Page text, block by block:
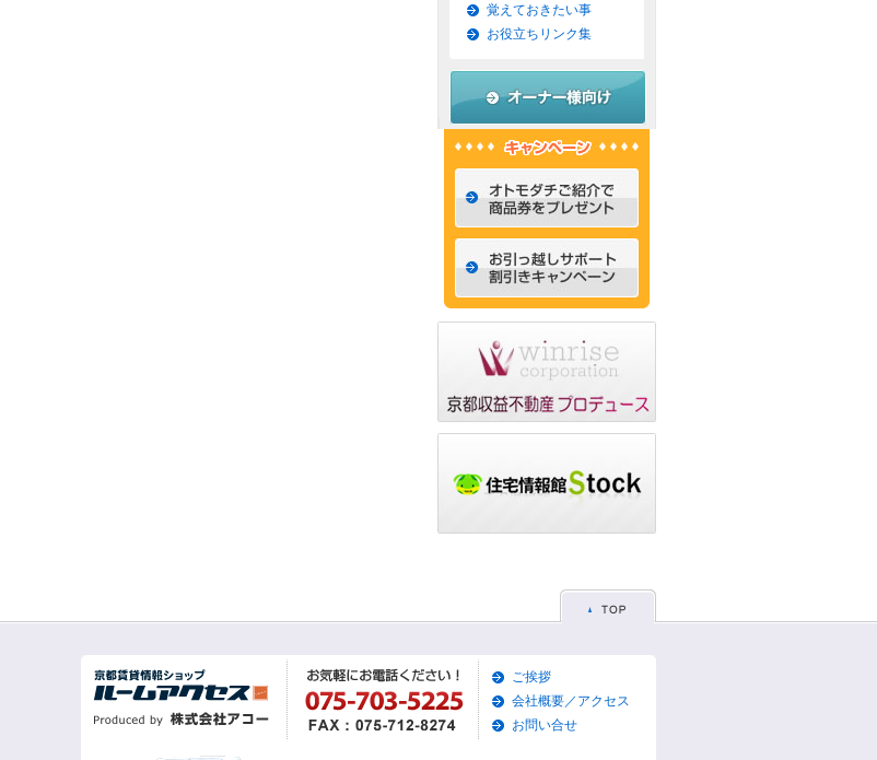
☆京都市左京区賃貸お得
な1Ｋマンション☆
2015/06/02
☆京都市左京区賃貸お得
2015/05/31
な1ＬＤＫマンション☆
☆京都市左京区賃貸おし
ゃれなデザイナーズマン
ション☆
☆京都市左京区賃貸お得
な1ＬＤＫ物件☆
2015/05/28
☆京都市東山区賃貸お得
2015/05/26
な1Ｋマンション☆
物件☆
2015/05/19
☆京都市左京区賃貸築浅1
Ｋマンション☆
2015/05/17
覚えておきたい事
お役立ちリンク集
ご挨拶
会社概要／アクセス
お問い合せ